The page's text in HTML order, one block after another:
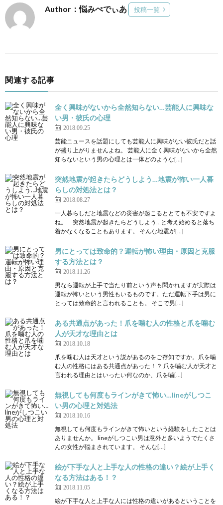
Author：悩みぺでぃあ 投稿一覧
関連する記事
全く興味がないから全然知らない…芸能人に興味な
い男・彼氏の心理
2018.09.25
芸能ニュースを話題にしても芸能人に興味がない彼氏だと話
が盛り上がりませんよね。 芸能人に全く興味がないから全然
知らないという男の心理とは一体どのような[…]
突然地震が起きたらどうしよう…地震が怖い一人暮
らしの対処法とは？
2018.08.27
一人暮らしだと地震などの災害が起こるととても不安ですよ
ね。 突然地震が起きたらどうしよう…と考え始めると落ち
着かなくなることもあります。 そんな地震が[…]
男にとっては致命的？運転が怖い理由・原因と克服
する方法とは？
2018.11.26
男なら運転が上手で当たり前という声も聞かれますが実際は
運転が怖いという男性もいるものです。ただ運転下手は男に
とっては致命的と言われることも。 そこで男[…]
ある共通点があった！爪を噛む人の性格と爪を噛む
人が天才な理由とは
2018.10.18
爪を噛む人は天才という説があるのをご存知ですか。爪を噛
む人の性格にはある共通点があった！？ 爪を噛む人が天才と
言われる理由とはいったい何なのか、爪を噛[…]
無視しても何度もラインがきて怖い…lineがしつこ
い男の心理と対処法
2018.10.16
無視しても何度もラインがきて怖いという経験をしたことは
ありませんか。 lineがしつこい男は意外と多いようでたくさ
んの女性が悩まされています。 そんな[…]
絵が下手な人と上手な人の性格の違い？絵が上手く
なる方法はある！？
2018.11.05
絵が下手な人と上手な人には性格の違いがあるということを